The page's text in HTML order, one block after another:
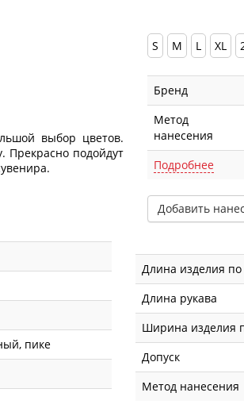
S M L XL
Бренд
Метод
нанесения
Подробнее
Добавить
выбор цветов.
Прекрасно подойдут
пике
Длина изделия
Длина рукава
Ширина изделия
Допуск
Метод нанесения